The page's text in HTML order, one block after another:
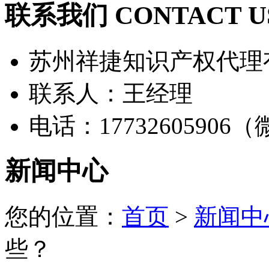
联系我们 CONTACT
苏州祥捷知识产权代
联系人：王经理
电话：17732605906（
新闻中心
您的位置： 首页 > 新闻
些？